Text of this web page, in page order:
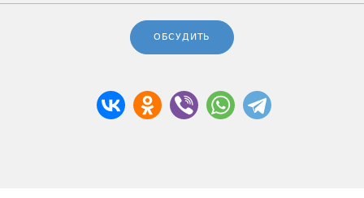
ОБСУДИТЬ